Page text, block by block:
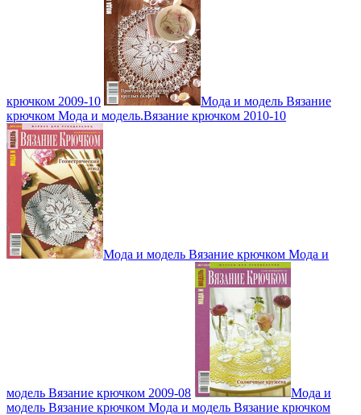
крючком 2009-10
Мода и модель Вязание
крючком Мода и модель.Вязание крючком 2010-10
Мода и модель Вязание крючком Мода и
модель Вязание крючком 2009-08
Мода и
модель Вязание крючком Мода и модель Вязание крючком